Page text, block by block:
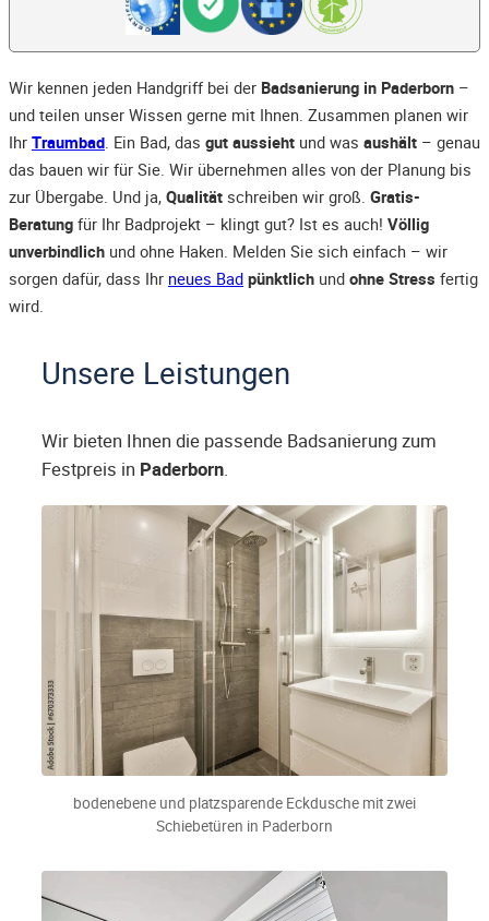
Wir kennen jeden Handgriff bei der Badsanierung in Paderborn –
und teilen unser Wissen gerne mit Ihnen. Zusammen planen wir
Ihr Traumbad. Ein Bad, das gut aussieht und was aushält – genau
das bauen wir für Sie. Wir übernehmen alles von der Planung bis
zur Übergabe. Und ja, Qualität schreiben wir groß. Gratis-
Beratung für Ihr Badprojekt – klingt gut? Ist es auch! Völlig
unverbindlich und ohne Haken. Melden Sie sich einfach – wir
sorgen dafür, dass Ihr neues Bad pünktlich und ohne Stress fertig
wird.
Unsere Leistungen
Wir bieten Ihnen die passende Badsanierung zum
Festpreis in Paderborn.
bodenebene und platzsparende Eckdusche mit zwei
Schiebetüren in Paderborn